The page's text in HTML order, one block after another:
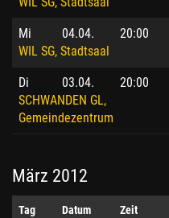
Mi 04.04.
20:00
WIL SG, Stadtsaal
Di 03.04.
20:00
SCHWANDEN GL,
Gemeindezentrum
März 2012
Tag Datum
Zeit